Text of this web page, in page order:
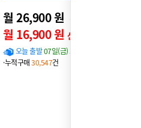
월 26,900 원 31,900원
월 16,900 원 신용카드 할인가
오늘 출발07일(금) 도착 확률
·누적구매30,547건